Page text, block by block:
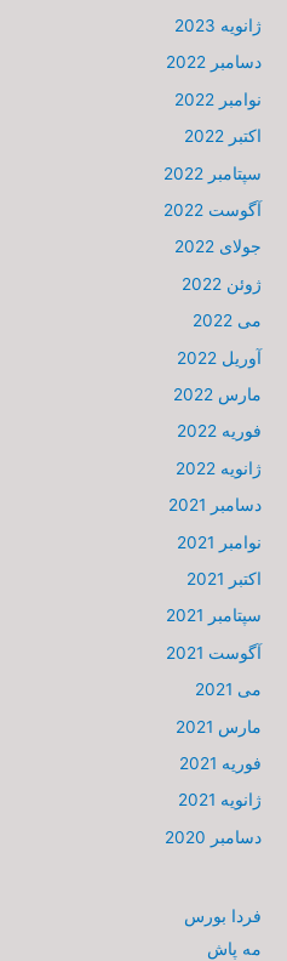
ژانویه 2023
دسامبر 2022
نوامبر 2022
اکتبر 2022
سپتامبر 2022
آگوست 2022
جولای 2022
ژوئن 2022
می 2022
آوریل 2022
مارس 2022
فوریه 2022
ژانویه 2022
دسامبر 2021
نوامبر 2021
اکتبر 2021
سپتامبر 2021
آگوست 2021
می 2021
مارس 2021
فوریه 2021
ژانویه 2021
دسامبر 2020
فردا بورس
مه پاش